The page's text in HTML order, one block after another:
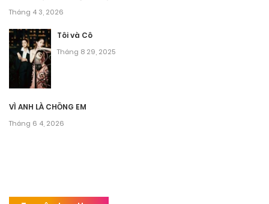
Tháng 4 3, 2026
Tôi và Cô
Tháng 8 29, 2025
VÌ ANH LÀ CHỒNG EM
Tháng 6 4, 2026